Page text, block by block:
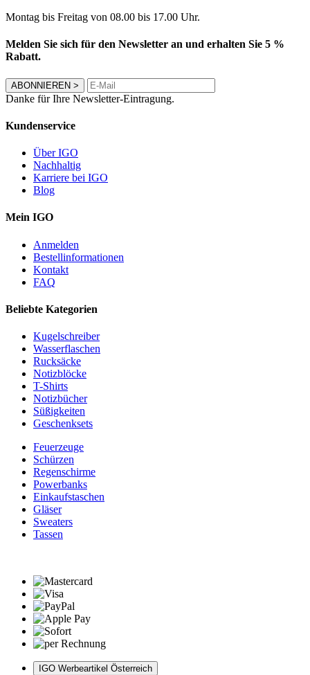
Montag bis Freitag von 08.00 bis 17.00 Uhr.
Melden Sie sich für den Newsletter an und erhalten Sie 5 %
Rabatt.
ABONNIEREN >
Danke für Ihre Newsletter-Eintragung.
Kundenservice
Über IGO
Nachhaltig
Karriere bei IGO
Blog
Mein IGO
Anmelden
Bestellinformationen
Kontakt
FAQ
Beliebte Kategorien
Kugelschreiber
Wasserflaschen
Rucksäcke
Notizblöcke
T-Shirts
Notizbücher
Süßigkeiten
Geschenksets
Feuerzeuge
Schürzen
Regenschirme
Powerbanks
Einkaufstaschen
Gläser
Sweaters
Tassen
IGO Werbeartikel Österreich